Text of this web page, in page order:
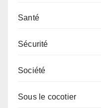
Santé
Sécurité
Société
Sous le cocotier